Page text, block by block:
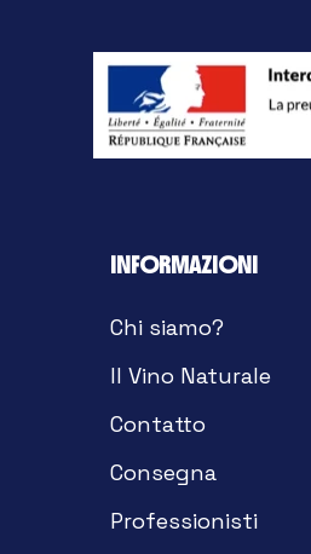
INFORMAZIONI
Chi siamo?
Il Vino Naturale
Contatto
Consegna
Professionisti